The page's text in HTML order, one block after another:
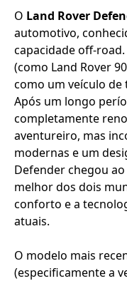
O Land Rover
automotivo,
capacidade off-
(como Land Rover
como um veículo de
Após um longo
completamente
aventureiro, mas
modernas e um
Defender chegou
melhor dos dois
conforto e a
atuais.
O modelo mais
(especificamente a